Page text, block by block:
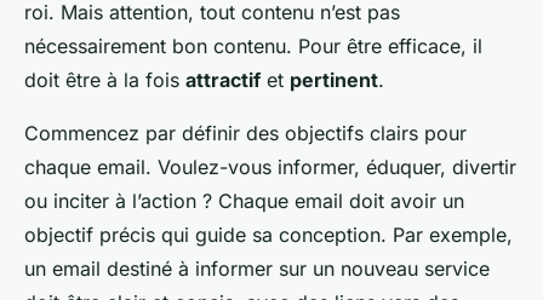
roi. Mais attention, tout contenu n’est pas
nécessairement bon contenu. Pour être efficace, il
doit être à la fois attractifet pertinent.
Commencez par définir des objectifs clairs pour
chaque email. Voulez-vous informer, éduquer, divertir
ou inciter à l’action ? Chaque email doit avoir un
objectif précis qui guide sa conception. Par exemple,
un email destiné à informer sur un nouveau service